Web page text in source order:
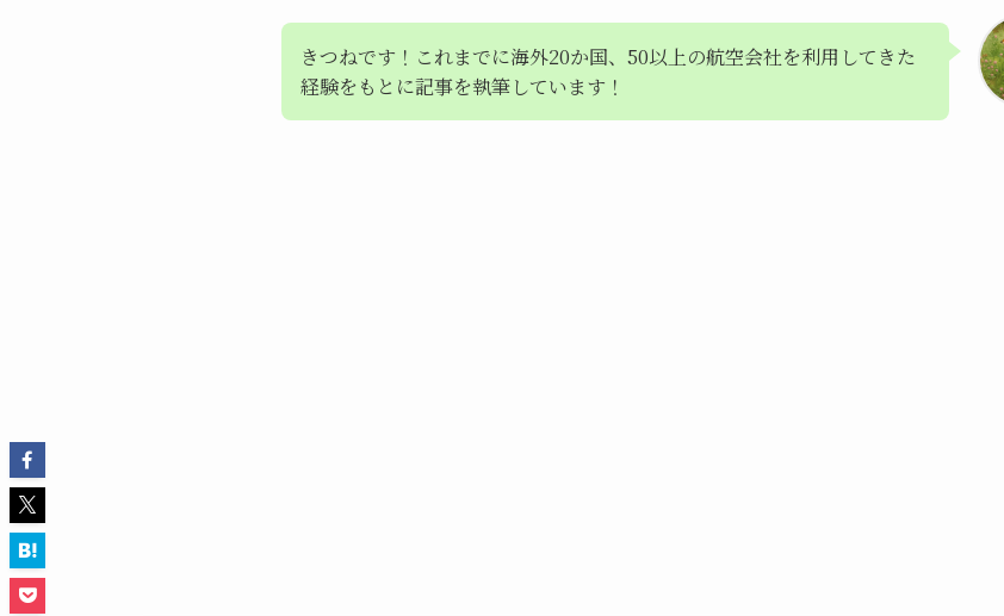
きつねです！これまでに海外20か国、50以上の航空会社を利用してきた
経験をもとに記事を執筆しています！